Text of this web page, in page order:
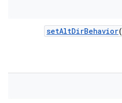
setAltDirBehavior(